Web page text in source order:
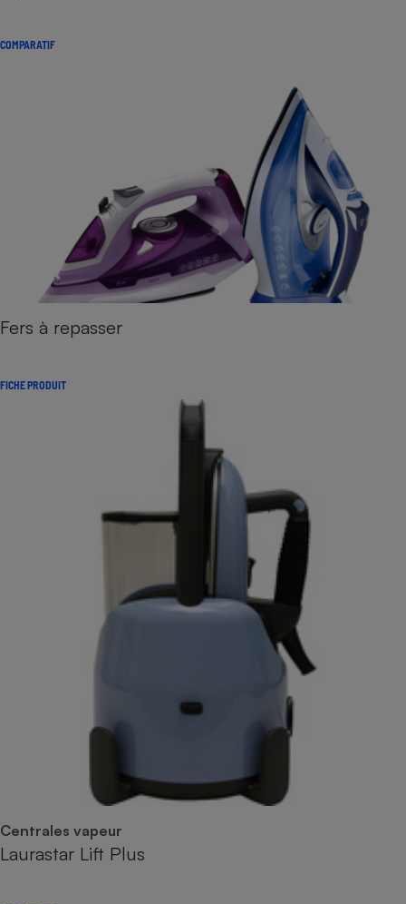
COMPARATIF
Fers à repasser
FICHE PRODUIT
Centrales vapeur
Laurastar Lift Plus